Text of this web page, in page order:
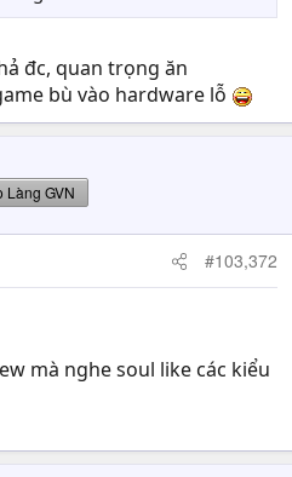
đc, quan trọng ăn
bù vào hardware lỗ
Làng GVN
#103,372
mà nghe soul like các kiểu